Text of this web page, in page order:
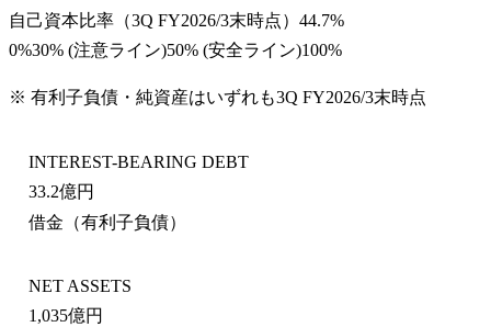
自己資本比率 （3Q FY2026/3末時点） 44.7%
0%30% (注意ライン)50% (安全ライン)100%
※ 有利子負債・純資産はいずれも3Q FY2026/3末時点
INTEREST-BEARING DEBT
33.2億円
借金（有利子負債）
NET ASSETS
1,035億円